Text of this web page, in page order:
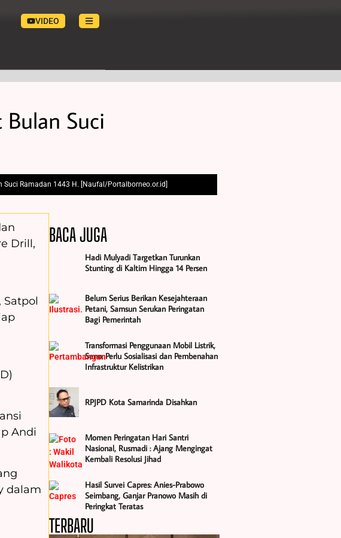
VIDEO
Suci
Ramadan 1443 H. [Naufal/Portalborneo.or.id]
Drill,
Andi
dalam
BACA JUGA
Hadi Mulyadi Targetkan Turunkan
Stunting di Kaltim Hingga 14 Persen
Belum Serius Berikan Kesejahteraan
Petani, Samsun Serukan Peringatan
Bagi Pemerintah
Transformasi Penggunaan Mobil Listrik,
Seno: Perlu Sosialisasi dan Pembenahan
Infrastruktur Kelistrikan
RPJPD Kota Samarinda Disahkan
Momen Peringatan Hari Santri
Nasional, Rusmadi : Ajang Mengingat
Kembali Resolusi Jihad
Hasil Survei Capres: Anies-Prabowo
Seimbang, Ganjar Pranowo Masih di
Peringkat Teratas
TERBARU